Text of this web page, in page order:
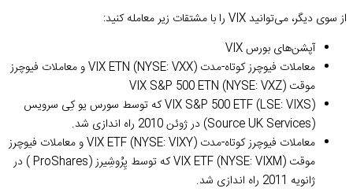
از سوی دیگر، می‌توانید VIX را با مشتقات زیر معامله کنید:
آپشن‌های بورس VIX
معاملات فیوچرز کوتاه-مدت VIX ETN (NYSE: VXX) و معاملات فیوچرز
موقت VIX S&P 500 ETN (NYSE: VXZ)
VIX S&P 500 ETF (LSE: VIXS) که توسط سورس یو‌ کِی سرویس
(Source UK Services) در ژوئن 2010 راه اندازی شد.
معاملات فیوچرز کوتاه-مدت VIX ETF (NYSE: VIXY) و معاملات فیوچرز
موقت VIX ETF (NYSE: VIXM) که توسط پِرُوشِیرز (ProShares ) در
ژانویه 2011 راه اندازی شد.